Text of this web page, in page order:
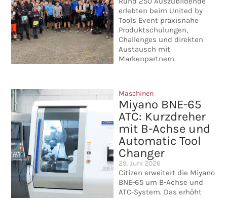
erlebten beim United by
Tools Event praxisnahe
Produktschulungen,
Challenges und direkten
Austausch mit
Markenpartnern.
Maschinen
Miyano BNE-65
ATC: Kurzdreher
mit B-Achse und
Automatic Tool
Changer
29. Juni 2026
Citizen erweitert die Miyano
BNE-65 um B-Achse und
ATC-System. Das erhöht